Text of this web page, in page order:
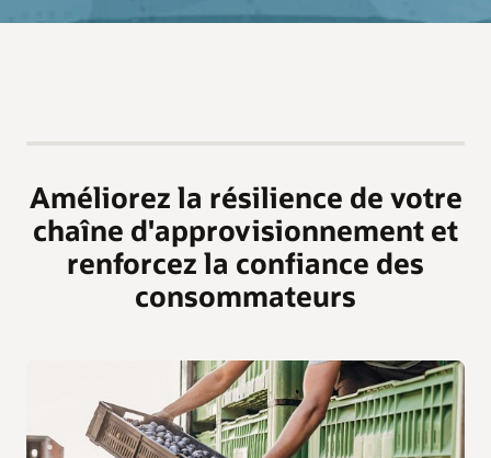
Améliorez la résilience de votre
chaîne d'approvisionnement et
renforcez la confiance des
consommateurs